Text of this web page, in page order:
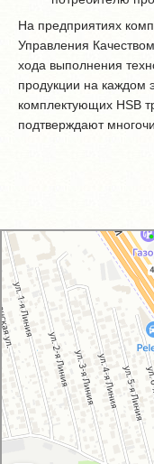
На предприятиях
Управления
хода выполнения
продукции на каждом
комплектующих HSB
подтверждают
GM-City&VAG-Repair
Автосервис, автотехцентр в
Магазин автозапчастей и